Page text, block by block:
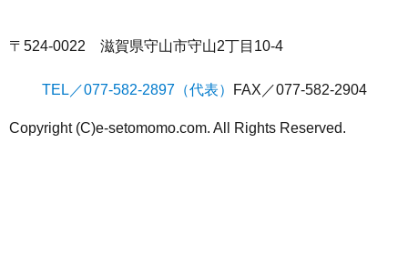
〒524-0022 滋賀県守山市守山2丁目10-4
TEL／077-582-2897（代表） FAX／077-582-2904
Copyright (C)e-setomomo.com. All Rights Reserved.